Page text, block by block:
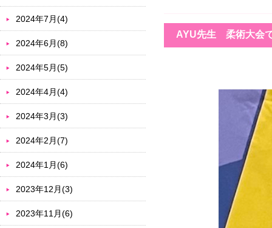
AYU先生 柔術大会
2024年7月(4)
2024年6月(8)
2024年5月(5)
2024年4月(4)
2024年3月(3)
2024年2月(7)
2024年1月(6)
2023年12月(3)
2023年11月(6)